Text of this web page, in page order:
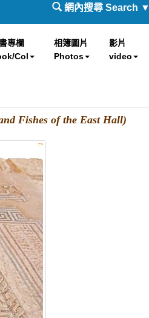
網內搜尋 Search ▼
專欄
Col
相簿圖片
Photos
影片
video
Fishes of the East Hall)